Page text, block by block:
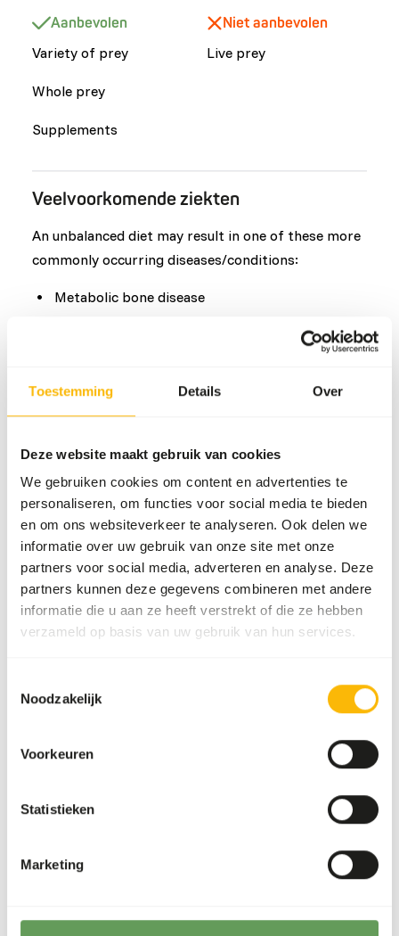
Toestemming Details Over
Deze website maakt gebruik van cookies
We gebruiken cookies om content en advertenties te
personaliseren, om functies voor social media te bieden
en om ons websiteverkeer te analyseren. Ook delen we
informatie over uw gebruik van onze site met onze
partners voor social media, adverteren en analyse. Deze
partners kunnen deze gegevens combineren met andere
informatie die u aan ze heeft verstrekt of die ze hebben
verzameld op basis van uw gebruik van hun services.
Noodzakelijk
Voorkeuren
Statistieken
Marketing
Aanbevolen
Variety of prey
Whole prey
Supplements
Niet aanbevolen
Live prey
Veelvoorkomende ziekten
An unbalanced diet may result in one of these more
commonly occurring diseases/conditions:
Metabolic bone disease
Obesity
Aanvullend advies
Divide the “Feed quantity per day” over one
feeding moment per day.
When feeding thawed whole prey, then
supplementation is recommended.
The supplements should be given according to
the appropriate dosage that is mentioned on
the labelling.
or hanging the prey. Another method is to use
feed puzzles and feeding whole prey (
Golden eagle
Steppe eagle